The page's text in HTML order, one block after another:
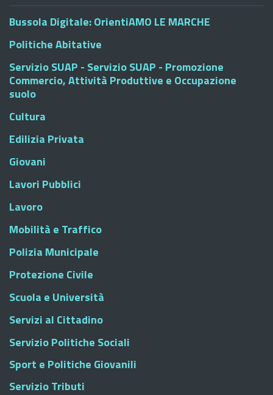
Bussola Digitale: OrientiAMO LE MARCHE
Politiche Abitative
Servizio SUAP - Servizio SUAP - Promozione
Commercio, Attività Produttive e Occupazione
suolo
Cultura
Edilizia Privata
Giovani
Lavori Pubblici
Lavoro
Mobilità e Traffico
Polizia Municipale
Protezione Civile
Scuola e Università
Servizi al Cittadino
Servizio Politiche Sociali
Sport e Politiche Giovanili
Servizio Tributi